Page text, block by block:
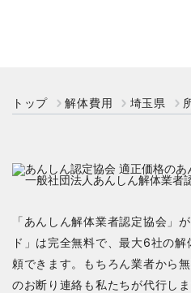
トップ 解体費用 埼玉県
「あんしん解体業者認定協会」
ド」は完全無料で、最大6社の
頼できます。もちろん業者から
のお断り連絡も私たちが代行しま